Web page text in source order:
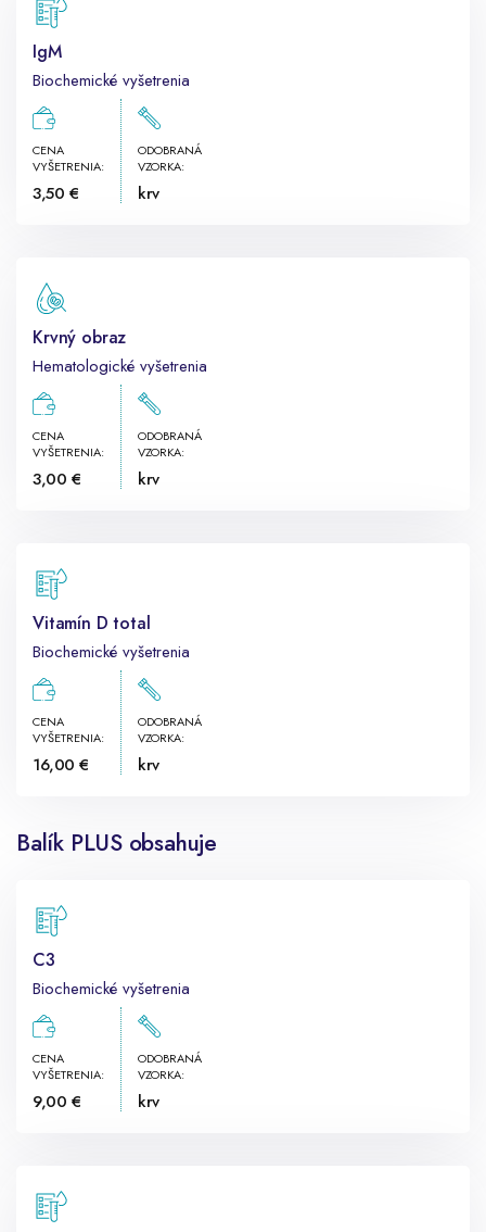
IgM
Biochemické vyšetrenia
CENA
VYŠETRENIA:
3,50 €
ODOBRANÁ
VZORKA:
krv
Krvný obraz
Hematologické vyšetrenia
CENA
VYŠETRENIA:
3,00 €
ODOBRANÁ
VZORKA:
krv
Vitamín D total
Biochemické vyšetrenia
CENA
VYŠETRENIA:
16,00 €
ODOBRANÁ
VZORKA:
krv
Balík PLUS obsahuje
C3
Biochemické vyšetrenia
CENA
VYŠETRENIA:
9,00 €
ODOBRANÁ
VZORKA:
krv